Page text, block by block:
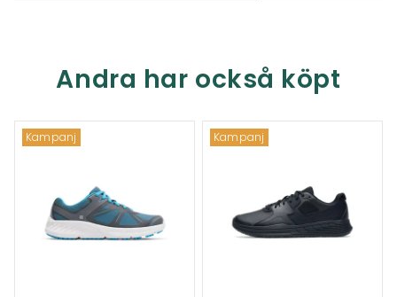
Andra har också köpt
Kampanj Kampanj